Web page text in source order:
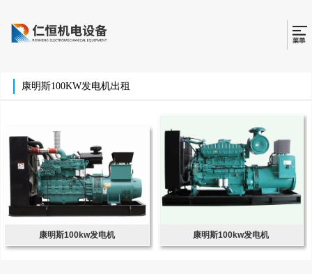
康明斯100KW发电机出租
康明斯100kw发电机 康明斯100kw发电机